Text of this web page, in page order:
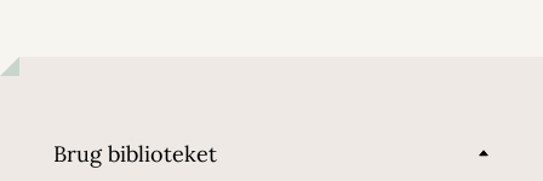
Brug biblioteket